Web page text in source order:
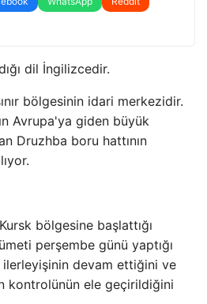
dil İngilizcedir.
bölgesinin idari merkezidir.
Avrupa'ya giden büyük
Druzhba boru hattının
bölgesine başlattığı
perşembe günü yaptığı
ilerleyişinin devam ettiğini ve
kontrolünün ele geçirildiğini